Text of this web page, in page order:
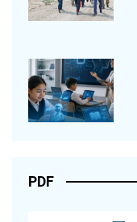
PDF